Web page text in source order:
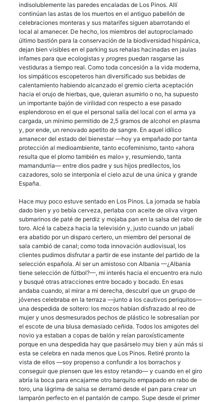
indisolublemente las paredes encaladas de Los Pinos. Allí
continúan las astas de los muertos en el antiguo pabellón de
celebraciones monteras y sus matarifes siguen abarrotando el
local al amanecer. De hecho, los miembros del autoproclamado
último bastión para la conservación de la biodiversidad hispánica,
dejan bien visibles en el parking sus rehalas hacinadas en jaulas
infames para que ecologistas y progres puedan rasgarse las
vestiduras a tiempo real. Como toda concesión a la vida moderna,
los simpáticos escopeteros han diversificado sus bebidas de
calentamiento habiendo alcanzado el gremio cierta aceptación
hacia el orujo de hierbas, que, quieran asumirlo o no, ha supuesto
un importante bajón de virilidad con respecto a ese pasado
esplendoroso en el que el personal salía del local con el arma ya
cargada, un mínimo permitido de 2,5 gramos de alcohol en plasma
y, por ende, un renovado apetito de sangre. En aquel idílico
amanecer del estado del bienestar —hoy ya empañado por tanta
protección al medioambiente, tanto ecofeminismo, tanto «ahora
resulta que el plomo también es malo» y, resumiendo, tanta
mamandurria— entre dios padre y sus hijos predilectos, los
cazadores, solo se interponía el cielo azul de una única y grande
España.
Hace muy poco estuve sentado en Los Pinos. La jornada se había
dado bien y yo bebía cerveza, perlaba con aceite de oliva virgen
submarinos de paté de perdiz y mojaba pan en la salsa del rabo de
toro. Alcé la cabeza hacia la televisión y, justo cuando un jabalí
era abatido por un disparo certero, un miembro del personal de
sala cambió de canal; como toda innovación audiovisual, los
clientes pudimos disfrutar a partir de ese instante del partido de la
selección española. Al ser un amistoso con Albania —¿Albania
tiene selección de fútbol?—, mi interés hacia el encuentro era nulo
y busqué otras atracciones entre bocado y bocado. En esas
andaba cuando, al mirar a mi derecha, descubrí que un grupo de
jóvenes celebraba en la terraza —junto a los cautivos periquitos—
una despedida de soltero: los mozos habían disfrazado al reo de
mujer y unos desmesurados pechos de plástico le sobresalían por
el escote de una blusa demasiado ceñida. Todos los amigotes del
novio ya estaban a copas de balón y reían paroxísticamente
porque en una despedida hay que pasárselo muy bien y aún más si
esta se celebra en nada menos que Los Pinos. Retiré pronto la
vista de ellos —soy propenso a confundir a los borrachos y
conseguir que piensen que les estoy retando— y cuando en el giro
abría la boca para encajarme otro barquito empapado en rabo de
toro, una lágrima de salsa se derramó desde el pan para crear un
lamparón perfecto en el pantalón de campo. Supe desde el primer